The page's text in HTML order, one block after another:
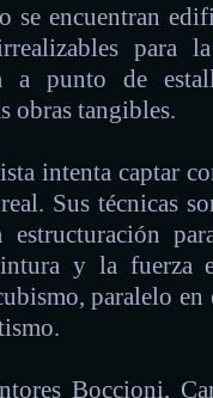
se encuentran
para
a punto de
obras tangibles.
intenta captar
Sus técnicas
estructuración
y la fuerza
paralelo
Boccioni,